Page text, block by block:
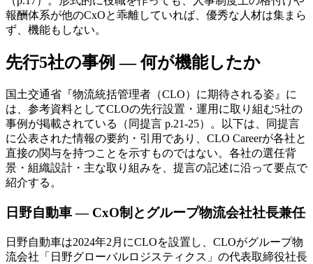
報酬体系が他のCxOと乖離していれば、優秀な人材は集まら
ず、機能もしない。
先行5社の事例 — 何が機能したか
国土交通省『物流統括管理者（CLO）に期待される姿』に
は、参考資料としてCLOの先行設置・運用に取り組む5社の
事例が掲載されている（同提言 p.21-25）。以下は、同提言
に公表された情報の要約・引用であり、CLO Careerが各社と
直接の関与を持つことを示すものではない。各社の選任背
景・組織設計・主な取り組みを、提言の記述に沿って要点で
紹介する。
日野自動車 — CxO制とグループ物流会社社長兼任
日野自動車は2024年2月にCLOを設置し、CLOがグループ物
流会社「日野グローバルロジスティクス」の代表取締役社長